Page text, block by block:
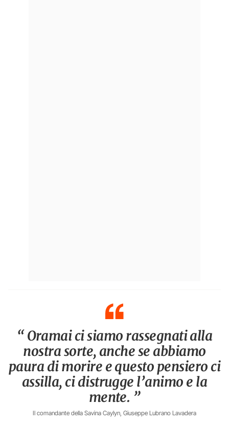
“ Oramai ci siamo rassegnati alla
nostra sorte, anche se abbiamo
paura di morire e questo pensiero ci
assilla, ci distrugge l’animo e la
mente. ”
Il comandante della Savina Caylyn, Giuseppe Lubrano Lavadera